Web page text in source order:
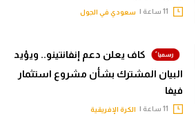
سعودي في الجول
كاف يعلن دعم إنفانتينو.. ويؤيد
البيان المشترك بشأن مشروع استثمار
فيفا
الكرة الإفريقية